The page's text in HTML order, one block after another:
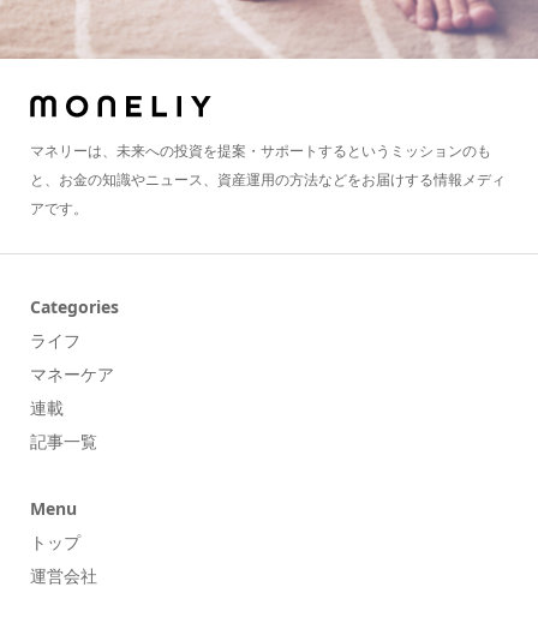
マネリーは、未来への投資を提案・サポートするというミッションのも
と、お金の知識やニュース、資産運用の方法などをお届けする情報メディ
アです。
Categories
ライフ
マネーケア
連載
記事一覧
Menu
トップ
運営会社